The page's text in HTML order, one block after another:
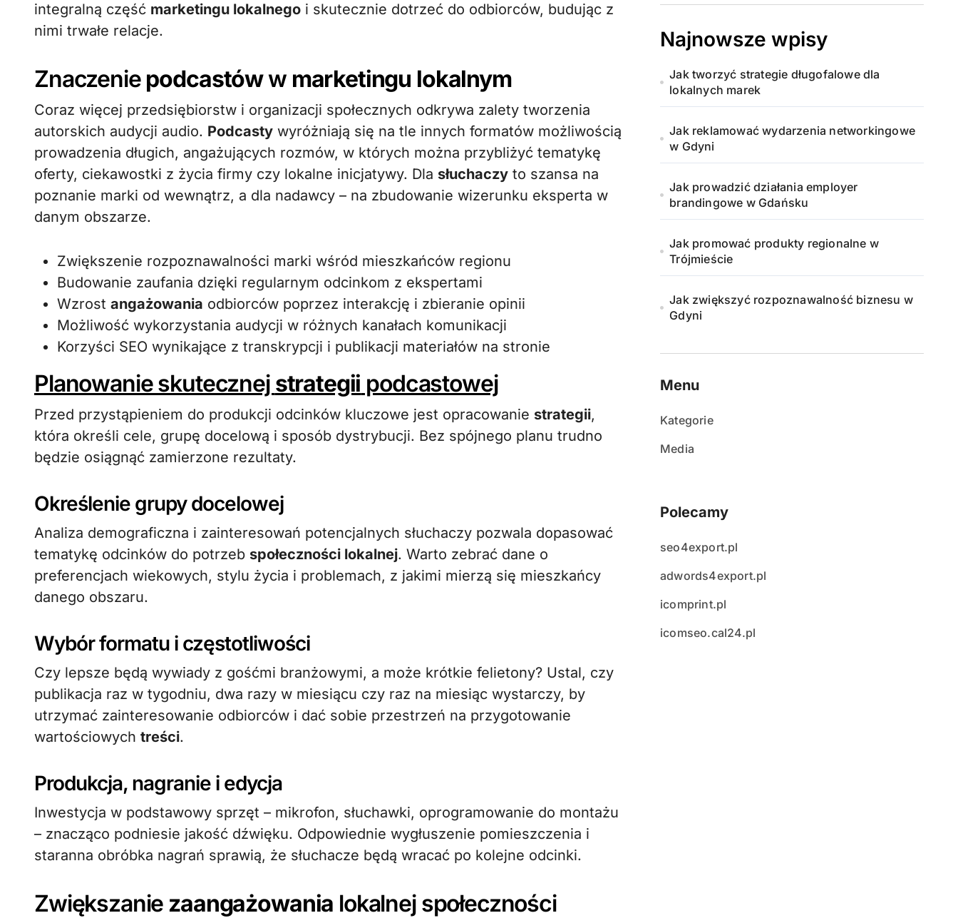
integralną część marketingu lokalnego i skutecznie dotrzeć do odbiorców, budując z
nimi trwałe relacje.
Znaczenie podcastóww marketingu lokalnym
Coraz więcej przedsiębiorstw i organizacji społecznych odkrywa zalety tworzenia
autorskich audycji audio. Podcasty wyróżniają się na tle innych formatów możliwością
prowadzenia długich, angażujących rozmów, w których można przybliżyć tematykę
oferty, ciekawostki z życia firmy czy lokalne inicjatywy. Dla słuchaczy to szansa na
poznanie marki od wewnątrz, a dla nadawcy – na zbudowanie wizerunku eksperta w
danym obszarze.
Zwiększenie rozpoznawalności marki wśród mieszkańców regionu
Budowanie zaufania dzięki regularnym odcinkom z ekspertami
Wzrost angażowania odbiorców poprzez interakcję i zbieranie opinii
Możliwość wykorzystania audycji w różnych kanałach komunikacji
Korzyści SEO wynikające z transkrypcji i publikacji materiałów na stronie
Planowanie skutecznej strategii podcastowej
Przed przystąpieniem do produkcji odcinków kluczowe jest opracowanie strategii,
która określi cele, grupę docelową i sposób dystrybucji. Bez spójnego planu trudno
będzie osiągnąć zamierzone rezultaty.
Określenie grupy docelowej
Analiza demograficzna i zainteresowań potencjalnych słuchaczy pozwala dopasować
tematykę odcinków do potrzeb społeczności lokalnej. Warto zebrać dane o
preferencjach wiekowych, stylu życia i problemach, z jakimi mierzą się mieszkańcy
danego obszaru.
Wybór formatu i częstotliwości
Czy lepsze będą wywiady z gośćmi branżowymi, a może krótkie felietony? Ustal, czy
publikacja raz w tygodniu, dwa razy w miesiącu czy raz na miesiąc wystarczy, by
utrzymać zainteresowanie odbiorców i dać sobie przestrzeń na przygotowanie
wartościowych treści.
Produkcja, nagranie i edycja
Inwestycja w podstawowy sprzęt – mikrofon, słuchawki, oprogramowanie do montażu
– znacząco podniesie jakość dźwięku. Odpowiednie wygłuszenie pomieszczenia i
staranna obróbka nagrań sprawią, że słuchacze będą wracać po kolejne odcinki.
Zwiększanie zaangażowania lokalnej społeczności
Najnowsze wpisy
Jak tworzyć strategie długofalowe dla
lokalnych marek
Jak reklamować wydarzenia networkingowe
w Gdyni
Jak prowadzić działania employer
brandingowe w Gdańsku
Jak promować produkty regionalne w
Trójmieście
Jak zwiększyć rozpoznawalność biznesu w
Gdyni
Menu
Kategorie
Media
Polecamy
seo4export.pl
adwords4export.pl
icomprint.pl
icomseo.cal24.pl